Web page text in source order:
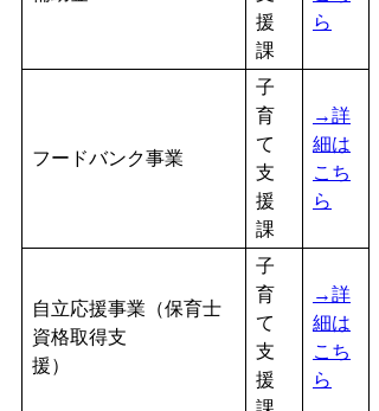
援
課
ら
フードバンク事業
子
育
て
支
援
課
→詳
細は
こち
ら
自立応援事業（保育士
資格取得支
援）
子
育
て
支
援
→詳
細は
こち
ら